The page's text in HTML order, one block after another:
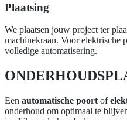
Plaatsing
We plaatsen jouw project ter
machinekraan. Voor elektrische
volledige automatisering.
Een automatische poort of
onderhoud om optimaal te